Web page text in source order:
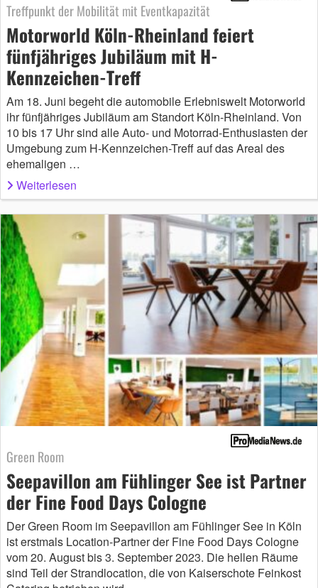
Treffpunkt der Mobilität mit Eventkapazität
Motorworld Köln-Rheinland feiert
fünfjähriges Jubiläum mit H-
Kennzeichen-Treff
Am 18. Juni begeht die automobile Erlebniswelt Motorworld
ihr fünfjähriges Jubiläum am Standort Köln-Rheinland. Von
10 bis 17 Uhr sind alle Auto- und Motorrad-Enthusiasten der
Umgebung zum H-Kennzeichen-Treff auf das Areal des
ehemaligen …
Weiterlesen
Green Room
Seepavillon am Fühlinger See ist Partner
der Fine Food Days Cologne
Der Green Room im Seepavillon am Fühlinger See in Köln
ist erstmals Location-Partner der Fine Food Days Cologne
vom 20. August bis 3. September 2023. Die hellen Räume
sind Teil der Strandlocation, die von Kaiserschote Feinkost